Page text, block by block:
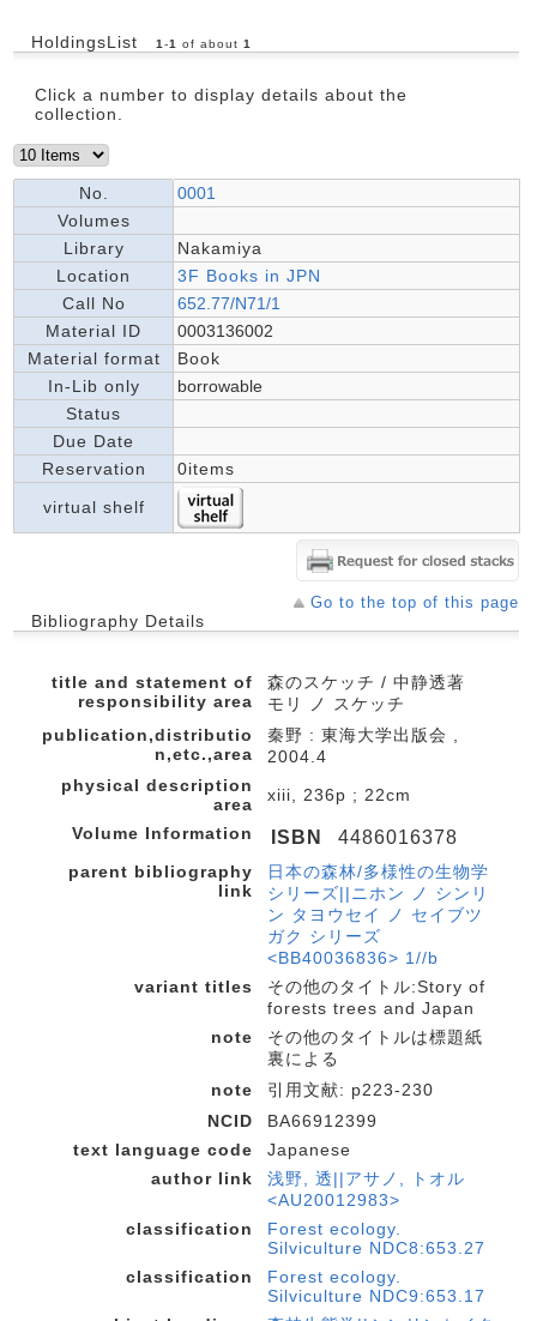
HoldingsList 1 -1 of about 1
Click a number to display details about the
collection.
No.
0001
Volumes
Library
Nakamiya
Location
3F Books in JPN
Call No
652.77/N71/1
Material ID
0003136002
Material format
Book
In-Lib only
borrowable
Status
Due Date
Reservation
0items
virtual shelf
Go to the top of this page
Bibliography Details
title and statement of
responsibility area
森のスケッチ / 中静透著
モリ ノ スケッチ
publication,distributio
n,etc.,area
秦野 : 東海大学出版会 ,
2004.4
physical description
area
xiii, 236p ; 22cm
Volume Information
ISBN 4486016378
parent bibliography
link
日本の森林/多様性の生物学
シリーズ||ニホン ノ シンリ
ン タヨウセイ ノ セイブツ
ガク シリーズ
<BB40036836> 1//b
variant titles
その他のタイトル:Story of
forests trees and Japan
note
その他のタイトルは標題紙
裏による
note
引用文献: p223-230
NCID
BA66912399
text language code
Japanese
author link
浅野, 透||アサノ, トオル
<AU20012983>
classification
Forest ecology.
Silviculture NDC8:653.27
classification
Forest ecology.
Silviculture NDC9:653.17